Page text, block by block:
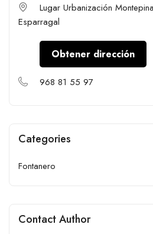
Lugar Urbanización
Esparragal
Obtener dirección
968 81 55 97
Categories
Fontanero
Contact Author